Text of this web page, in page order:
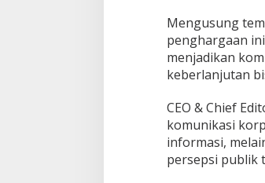
Mengusung
penghargaan
menjadikan
keberlanjutan
CEO & Chief
komunikasi
informasi,
persepsi publik